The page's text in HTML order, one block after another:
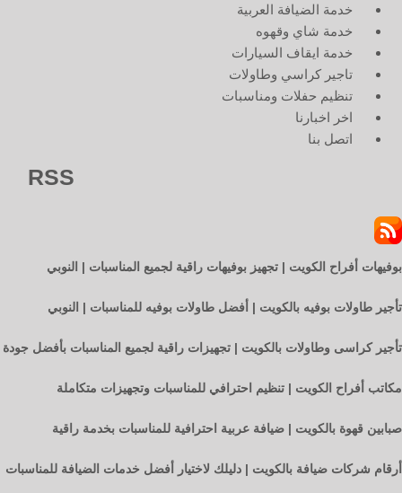
خدمة الضيافة العربية
خدمة شاي وقهوه
خدمة ايقاف السيارات
تاجير كراسي وطاولات
تنظيم حفلات ومناسبات
اخر اخبارنا
اتصل بنا
RSS
بوفيهات أفراح الكويت | تجهيز بوفيهات راقية لجميع المناسبات | النوبي
تأجير طاولات بوفيه بالكويت | أفضل طاولات بوفيه للمناسبات | النوبي
تأجير كراسى وطاولات بالكويت | تجهيزات راقية لجميع المناسبات بأفضل جودة
مكاتب أفراح الكويت | تنظيم احترافي للمناسبات وتجهيزات متكاملة
صبابين قهوة بالكويت | ضيافة عربية احترافية للمناسبات بخدمة راقية
أرقام شركات ضيافة بالكويت | دليلك لاختيار أفضل خدمات الضيافة للمناسبات